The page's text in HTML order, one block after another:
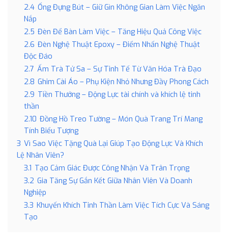
2.4 Ống Đựng Bút – Giữ Gìn Không Gian Làm Việc Ngăn
Nắp
2.5 Đèn Để Bàn Làm Việc – Tăng Hiệu Quả Công Việc
2.6 Đèn Nghệ Thuật Epoxy – Điểm Nhấn Nghệ Thuật
Độc Đáo
2.7 Ấm Trà Tử Sa – Sự Tinh Tế Từ Văn Hóa Trà Đạo
2.8 Ghim Cài Áo – Phụ Kiện Nhỏ Nhưng Đầy Phong Cách
2.9 Tiền Thưởng – Động Lực tài chính và khích lệ tinh
thần
2.10 Đồng Hồ Treo Tường – Món Quà Trang Trí Mang
Tính Biểu Tượng
3 Vì Sao Việc Tặng Quà Lại Giúp Tạo Động Lực Và Khích
Lệ Nhân Viên?
3.1 Tạo Cảm Giác Được Công Nhận Và Trân Trọng
3.2 Gia Tăng Sự Gắn Kết Giữa Nhân Viên Và Doanh
Nghiệp
3.3 Khuyến Khích Tinh Thần Làm Việc Tích Cực Và Sáng
Tạo